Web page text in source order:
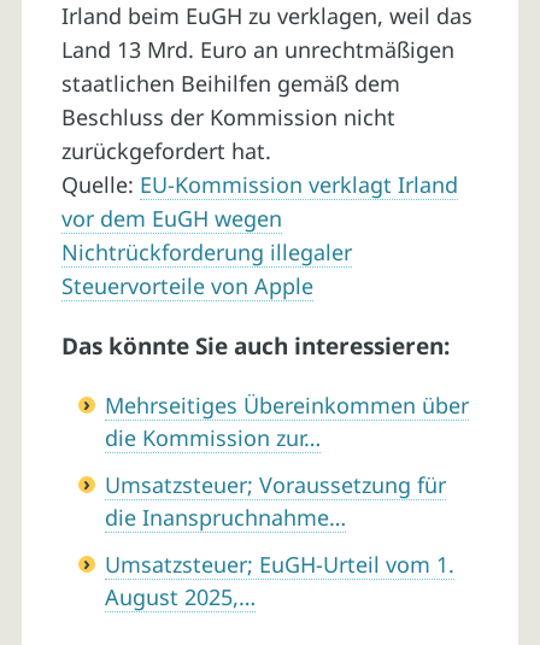
Irland beim EuGH zu verklagen, weil das
Land 13 Mrd. Euro an unrechtmäßigen
staatlichen Beihilfen gemäß dem
Beschluss der Kommission nicht
zurückgefordert hat.
Quelle: EU-Kommission verklagt Irland
vor dem EuGH wegen
Nichtrückforderung illegaler
Steuervorteile von Apple
Das könnte Sie auch interessieren:
Mehrseitiges Übereinkommen über
die Kommission zur…
Umsatzsteuer; Voraussetzung für
die Inanspruchnahme…
Umsatzsteuer; EuGH-Urteil vom 1.
August 2025,…